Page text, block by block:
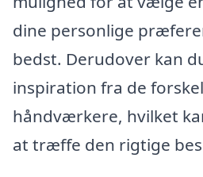
dine personlige
bedst. Derudover kan
inspiration fra de
håndværkere, hvilket
at træffe den rigtige